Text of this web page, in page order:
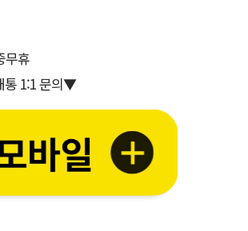
무휴
통 1:1 문의▼